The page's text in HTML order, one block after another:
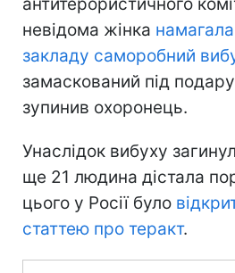
невідома жінка
закладу саморобний
замаскований під
зупинив охоронець.
Унаслідок вибуху
ще 21 людина дістала
цього у Росії було
статтею про теракт.